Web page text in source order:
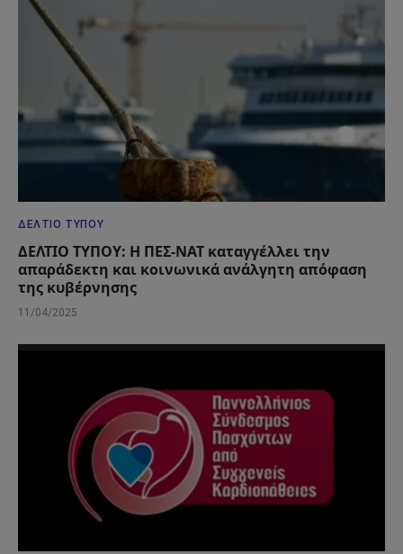
ΔΕΛΤΊΟ ΤΎΠΟΥ
ΔΕΛΤΙΟ ΤΥΠΟΥ: Η ΠΕΣ-ΝΑΤ καταγγέλλει την
απαράδεκτη και κοινωνικά ανάλγητη απόφαση
της κυβέρνησης
11/04/2025